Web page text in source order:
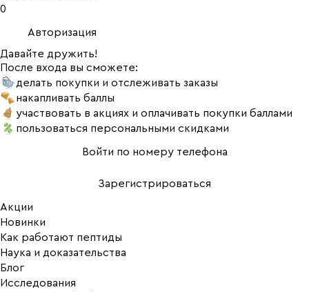
0
Авторизация
Давайте дружить!
После входа вы сможете:
делать покупки и отслеживать заказы
накапливать баллы
участвовать в акциях и оплачивать покупки баллами
пользоваться персональными скидками
Войти по номеру телефона
Зарегистрироваться
Акции
Новинки
Как работают пептиды
Наука и доказательства
Блог
Исследования